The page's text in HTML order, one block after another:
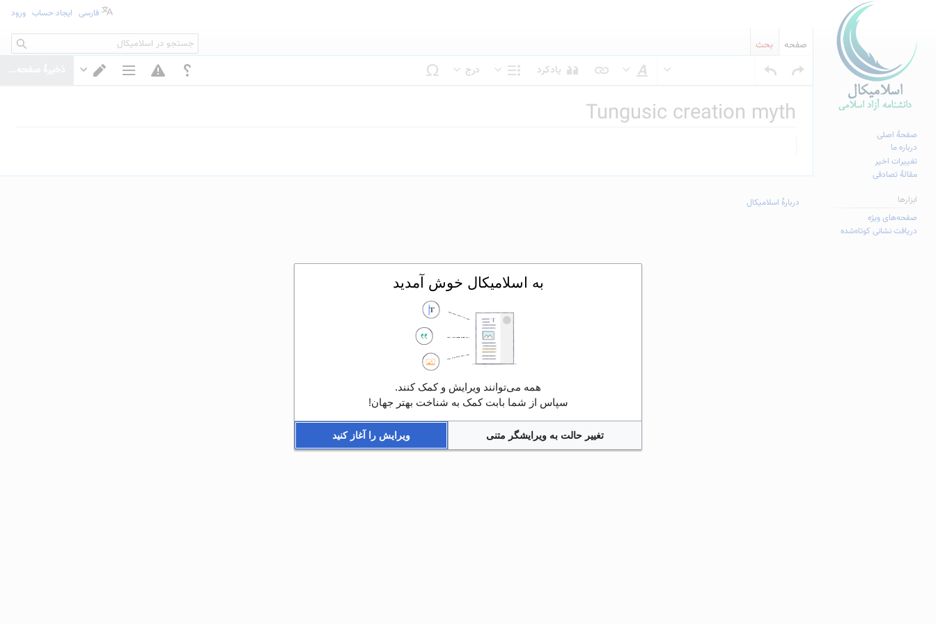
یادکرد
درج
Tungusic creation myth
ناوبری
جستجو
فارسی ایجاد حساب ورود
صفحه بحث جستجو
صفحهٔ اصلی
درباره ما
تغییرات اخیر
مقالهٔ تصادفی
ابزارها
صفحه‌های ویژه
دریافت نشانی کوتاه‌شده
دربارهٔ اسلامیکال
به اسلامیکال خوش آمدید
همه می‌توانند ویرایش و کمک کنند.
سپاس از شما بابت کمک به شناخت بهتر جهان!
تغییر حالت به ویرایشگر متنی ویرایش را آغاز کنید